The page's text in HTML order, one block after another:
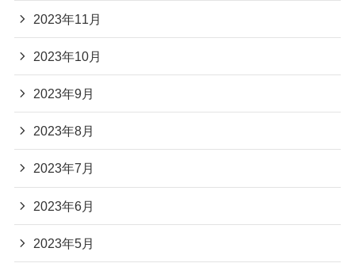
2023年11月
2023年10月
2023年9月
2023年8月
2023年7月
2023年6月
2023年5月